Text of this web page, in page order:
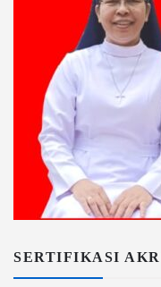
SERTIFIKASI